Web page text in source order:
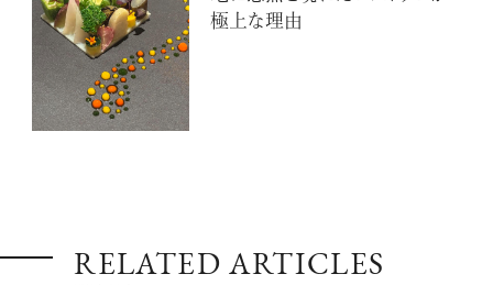
極上な理由
RELATED ARTICLES